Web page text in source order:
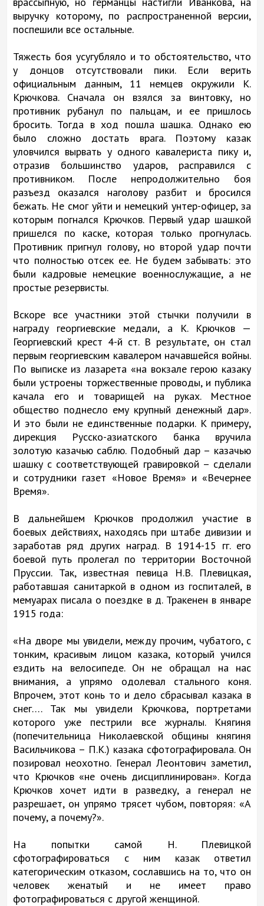
выручку которому, по распространенной версии,
поспешили все остальные.
Тяжесть боя усугубляло и то обстоятельство, что
у донцов отсутствовали пики. Если верить
официальным данным, 11 немцев окружили К.
Крючкова. Сначала он взялся за винтовку, но
противник рубанул по пальцам, и ее пришлось
бросить. Тогда в ход пошла шашка. Однако ею
было сложно достать врага. Поэтому казак
уловчился вырвать у одного кавалериста пику и,
отразив большинство ударов, расправился с
противником. После непродолжительно боя
разъезд оказался наголову разбит и бросился
бежать. Не смог уйти и немецкий унтер-офицер, за
которым погнался Крючков. Первый удар шашкой
пришелся по каске, которая только прогнулась.
Противник пригнул голову, но второй удар почти
что полностью отсек ее. Не будем забывать: это
были кадровые немецкие военнослужащие, а не
простые резервисты.
Вскоре все участники этой стычки получили в
награду георгиевские медали, а К. Крючков —
Георгиевский крест 4-й ст. В результате, он стал
первым георгиевским кавалером начавшейся войны.
По выписке из лазарета «на вокзале герою казаку
были устроены торжественные проводы, и публика
качала его и товарищей на руках. Местное
общество поднесло ему крупный денежный дар».
И это были не единственные подарки. К примеру,
дирекция Русско-азиатского банка вручила
золотую казачью саблю. Подобный дар – казачью
шашку с соответствующей гравировкой – сделали
и сотрудники газет «Новое Время» и «Вечернее
Время».
В дальнейшем Крючков продолжил участие в
боевых действиях, находясь при штабе дивизии и
заработав ряд других наград. В 1914-15 гг. его
боевой путь пролегал по территории Восточной
Пруссии. Так, известная певица Н.В. Плевицкая,
работавшая санитаркой в одном из госпиталей, в
мемуарах писала о поездке в д. Тракенен в январе
1915 года:
«На дворе мы увидели, между прочим, чубатого, с
тонким, красивым лицом казака, который учился
ездить на велосипеде. Он не обращал на нас
внимания, а упрямо одолевал стального коня.
Впрочем, этот конь то и дело сбрасывал казака в
снег…. Так мы увидели Крючкова, портретами
которого уже пестрили все журналы. Княгиня
(попечительница Николаевской общины княгиня
Васильчикова – П.К.) казака сфотографировала. Он
позировал неохотно. Генерал Леонтович заметил,
что Крючков «не очень дисциплинирован». Когда
Крючков хочет идти в разведку, а генерал не
разрешает, он упрямо трясет чубом, повторяя: «А
почему, а почему?».
На попытки самой Н. Плевицкой
сфотографироваться с ним казак ответил
категорическим отказом, сославшись на то, что он
человек женатый и не имеет право
фотографироваться с другой женщиной.